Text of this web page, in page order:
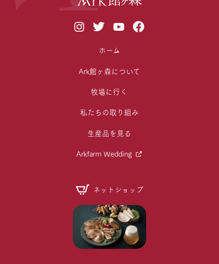
ホーム
Ark館ヶ森について
牧場に行く
私たちの取り組み
生産品を見る
Arkfarm Wedding
ネットショップ